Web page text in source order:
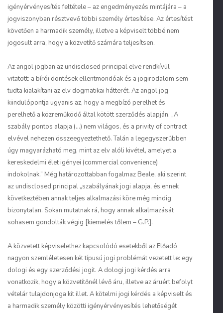
igényérvényesítés feltétele – az engedményezés mintájára – a
jogviszonyban résztvevő többi személy értesítése. Az értesítést
követően a harmadik személy, illetve a képviselt többé nem
jogosult arra, hogy a közvetítő számára teljesítsen.
Az angol jogban az undisclosed principal elve rendkívül
vitatott: a bírói döntések ellentmondóak és a jogirodalom sem
tudta kialakítani az elv dogmatikai hátterét. Az angol jog
kiindulópontja ugyanis az, hogy a megbízó perelhet és
perelhető a közreműködő által kötött szerződés alapján. „A
szabály pontos alapja (…) nem világos, és a privity of contract
elvével nehezen összeegyeztethető. Talán a legegyszerűbben
úgy magyarázható meg, mint az elv alóli kivétel, amelyet a
kereskedelmi élet igényei (commercial convenience)
indokolnak.” Még határozottabban fogalmaz Beale, aki szerint
az undisclosed principal „szabályának jogi alapja, és ennek
következtében annak teljes alkalmazási köre még mindig
bizonytalan. Sokan mutatnak rá, hogy annak alkalmazását
sohasem gondolták végig [kiemelés tőlem – G.P.].
A közvetett képviselethez kapcsolódó esetekből az Előadó
nagyon szemléletesen két típusú jogi problémát vezetett le: egy
dologi és egy szerződési jogit. A dologi jogi kérdés arra
vonatkozik, hogy a közvetítőnél lévő áru, illetve az áruért befolyt
vételár tulajdonjoga kit illet. A kötelmi jogi kérdés a képviselt és
a harmadik személy közötti igényérvényesítés lehetőségét